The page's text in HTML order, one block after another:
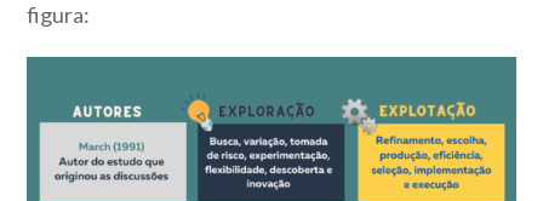
figura: